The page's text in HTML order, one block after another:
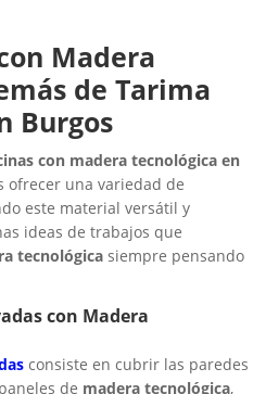
Madera
de Tarima
Burgos
con madera tecnológica en
ofrecer una variedad de
este material versátil y
ideas de trabajos que
tecnológica siempre pensando
con Madera
consiste en cubrir las paredes
de madera tecnológica,